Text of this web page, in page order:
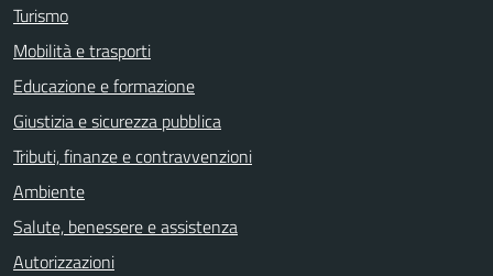
Turismo
Mobilità e trasporti
Educazione e formazione
Giustizia e sicurezza pubblica
Tributi, finanze e contravvenzioni
Ambiente
Salute, benessere e assistenza
Autorizzazioni